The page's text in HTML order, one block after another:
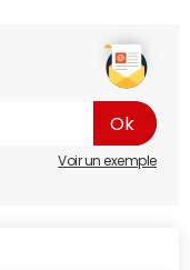
Voir un exemple